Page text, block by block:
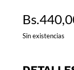
Bs.
Sin existencias